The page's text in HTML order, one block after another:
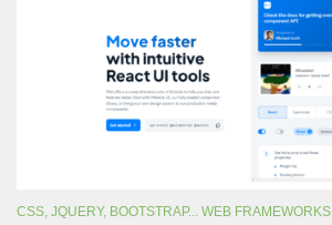
CSS, JQUERY, BOOTSTRAP... WEB FRAMEWORKS